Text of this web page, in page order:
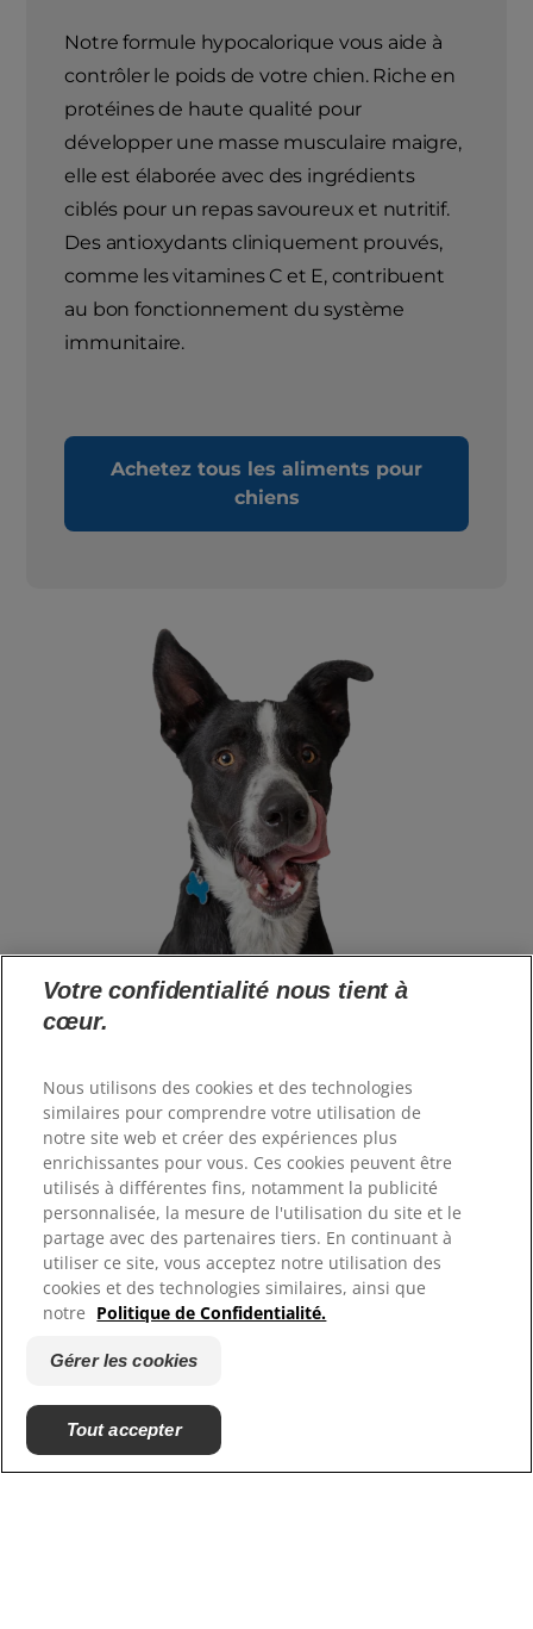
Notre formule hypocalorique vous aide à
contrôler le poids de votre chien. Riche en
protéines de haute qualité pour
développer une masse musculaire maigre,
elle est élaborée avec des ingrédients
ciblés pour un repas savoureux et nutritif.
Des antioxydants cliniquement prouvés,
comme les vitamines C et E, contribuent
au bon fonctionnement du système
immunitaire.
Achetez tous les aliments pour
chiens
Langue
Ressources
Contactez-nous
Plan du site
Où acheter
Nos sites
Carrières
Votre confidentialité nous tient à
cœur.
Nous utilisons des cookies et des technologies
similaires pour comprendre votre utilisation de
notre site web et créer des expériences plus
enrichissantes pour vous. Ces cookies peuvent être
utilisés à différentes fins, notamment la publicité
personnalisée, la mesure de l'utilisation du site et le
partage avec des partenaires tiers. En continuant à
utiliser ce site, vous acceptez notre utilisation des
cookies et des technologies similaires, ainsi que
notre Politique de Confidentialité.
Gérer les cookies
Tout accepter